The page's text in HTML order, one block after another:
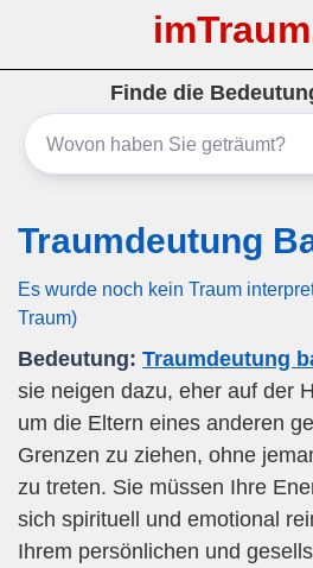
Finde die
Traumdeutung
Es wurde noch kein Traum
Traum)
Bedeutung: Traumdeutung
sie neigen dazu, eher auf der
um die Eltern eines anderen
Grenzen zu ziehen, ohne
zu treten. Sie müssen Ihre
sich spirituell und emotional
Ihrem persönlichen und